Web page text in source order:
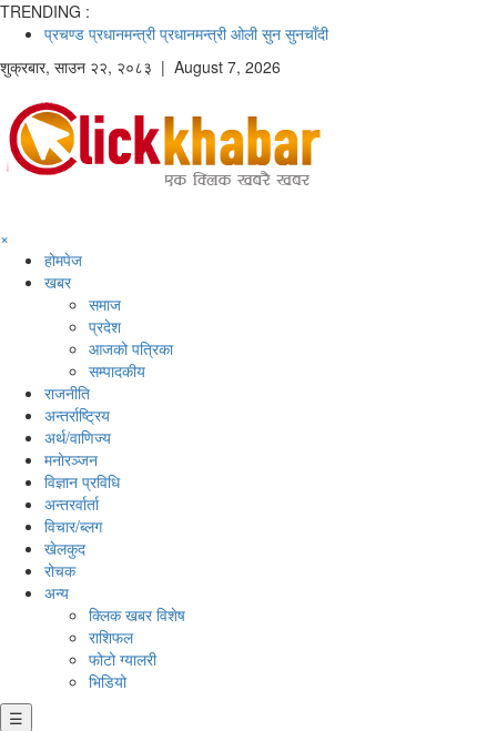
TRENDING :
प्रचण्ड प्रधानमन्त्री प्रधानमन्त्री ओली सुन सुनचाँदी
शुक्रबार, साउन २२, २०८३ | August 7, 2026
×
होमपेज
खबर
समाज
प्रदेश
आजको पत्रिका
सम्पादकीय
राजनीति
अन्तर्राष्ट्रिय
अर्थ/वाणिज्य
मनाेरञ्जन
विज्ञान प्रविधि
अन्तरर्वार्ता
विचार/ब्लग
खेलकुद
रोचक
अन्य
क्लिक खबर विशेष
राशिफल
फोटो ग्यालरी
भिडियो
☰